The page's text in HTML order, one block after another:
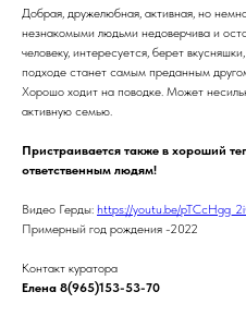
Добрая, дружелюбная, активная, но
незнакомыми людьми недоверчива и
человеку, интересуется, берет
подходе станет самым преданным
Хорошо ходит на поводке. Может
активную семью.
Пристраивается также в хороший
ответственным людям!
Видео Герды: https://youtu.be/
Примерный год рождения -2022
Контакт куратора
Елена 8(965)153-53-70